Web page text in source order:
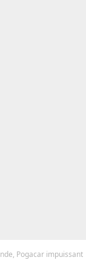
Pogacar impuissant